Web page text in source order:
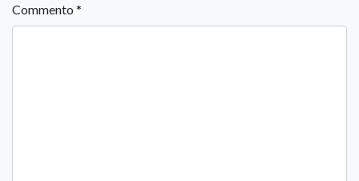
Commento *